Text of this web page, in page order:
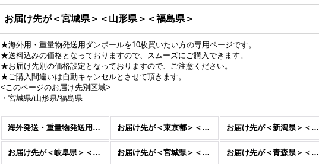
お届け先が＜宮城県＞＜山形県＞＜福島県＞
★海外用・重量物発送用ダンボールを10枚買いたい方の専用ページです。
★送料込みの価格となっておりますので、スムーズにご購入できます。
★お届け先別の価格設定となっておりますので、ご注意ください。
★ご購入間違いは自動キャンセルとさせて頂きます。
<このページのお届け先別区域>
・宮城県/山形県/福島県
海外発送・重量物発送用ダンボール＜同じダンボールを10枚買いたい方＞ (全商品) お届け先が＜東京都＞＜埼玉県＞＜千葉県＞＜茨城県＞＜栃木県＞＜群馬県＞＜山梨県＞＜神奈川県＞ お届け先が＜新潟県＞＜長野県＞
お届け先が＜岐阜県＞＜静岡県＞＜愛知県＞＜三重県＞ お届け先が＜宮城県＞＜山形県＞＜福島県＞ お届け先が＜青森県＞＜岩手県＞＜秋田県＞